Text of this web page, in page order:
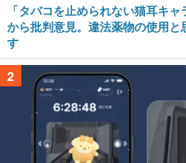
「タバコを止められない猫耳キ
から批判意見。違法薬物の使用
す
2